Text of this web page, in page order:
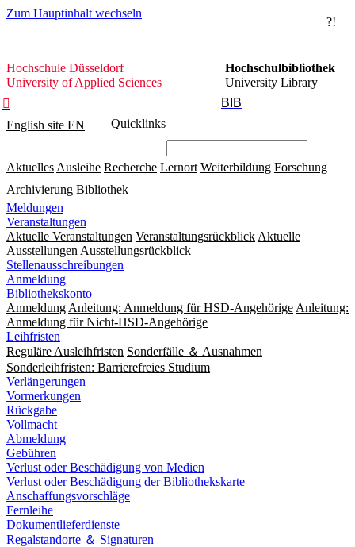
Zum Hauptinhalt wechseln
?!
Hochschule
Düsseldorf
Hochschule Düsseldorf
University of Applied Sciences
Hochschulbibliothek
University Library

BIB
English site EN Quicklinks
Aktuelles Ausleihe Recherche Lernort Weiterbildung Forschung
Archivierung Bibliothek
Meldungen
Veranstaltungen
Aktuelle Veranstaltungen Veranstaltungsrückblick Aktuelle
Ausstellungen Ausstellungsrückblick
Stellenausschreibungen
Anmeldung
Bibliothekskonto
Anmeldung Anleitung: Anmeldung für HSD-Angehörige Anleitung:
Anmeldung für Nicht-HSD-Angehörige
Leihfristen
Reguläre Ausleihfristen Sonderfälle ＆ Ausnahmen
Sonderleihfristen: Barrierefreies Studium
Verlängerungen
Vormerkungen
Rückgabe
Vollmacht
Abmeldung
Gebühren
Verlust oder Beschädigung von Medien
Verlust oder Beschädigung der Bibliothekskarte
Anschaffungsvorschläge
Fernleihe
Dokumentlieferdienste
Regalstandorte ＆ Signaturen